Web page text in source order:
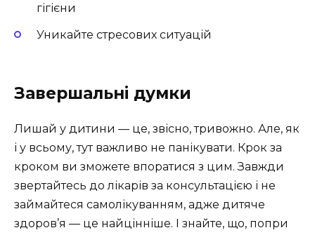
гігієни
Уникайте стресових ситуацій
Завершальні думки
Лишай у дитини — це, звісно, тривожно. Але, як
і у всьому, тут важливо не панікувати. Крок за
кроком ви зможете впоратися з цим. Завжди
звертайтесь до лікарів за консультацією і не
займайтеся самолікуванням, адже дитяче
здоров’я — це найцінніше. І знайте, що, попри